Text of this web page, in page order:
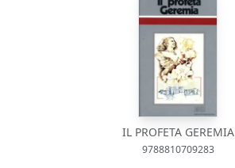
IL PROFETA GEREMIA
9788810709283